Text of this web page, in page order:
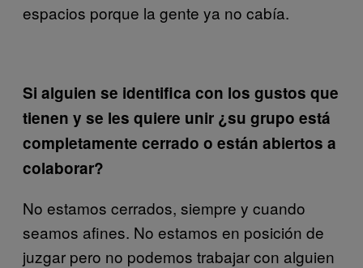
espacios porque la gente ya no cabía.
Si alguien se identifica con los gustos que
tienen y se les quiere unir ¿su grupo está
completamente cerrado o están abiertos a
colaborar?
No estamos cerrados, siempre y cuando
seamos afines. No estamos en posición de
juzgar pero no podemos trabajar con alguien